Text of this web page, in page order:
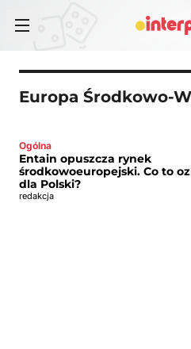
Europa Środkowo-
Ogólna
Entain opuszcza rynek
środkowoeuropejski. Co to
dla Polski?
redakcja